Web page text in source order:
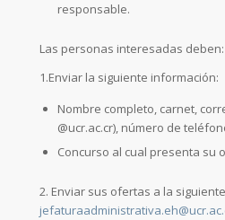
responsable.
Las personas interesadas deben:
1.Enviar la siguiente información:
Nombre completo, carnet,
@ucr.ac.cr), número de
Concurso al cual presenta su
2. Enviar sus ofertas a la